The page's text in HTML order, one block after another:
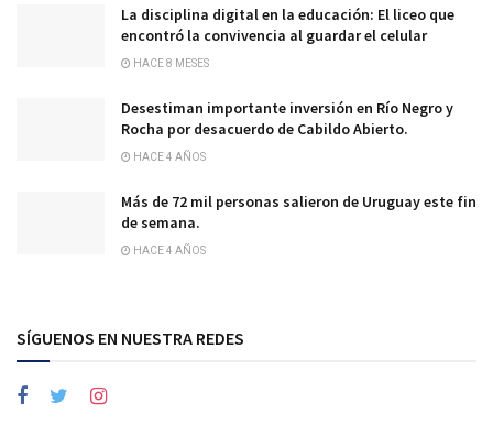
La disciplina digital en la educación: El liceo que
encontró la convivencia al guardar el celular
HACE 8 MESES
Desestiman importante inversión en Río Negro y
Rocha por desacuerdo de Cabildo Abierto.
HACE 4 AÑOS
Más de 72 mil personas salieron de Uruguay este fin
de semana.
HACE 4 AÑOS
SÍGUENOS EN NUESTRA REDES